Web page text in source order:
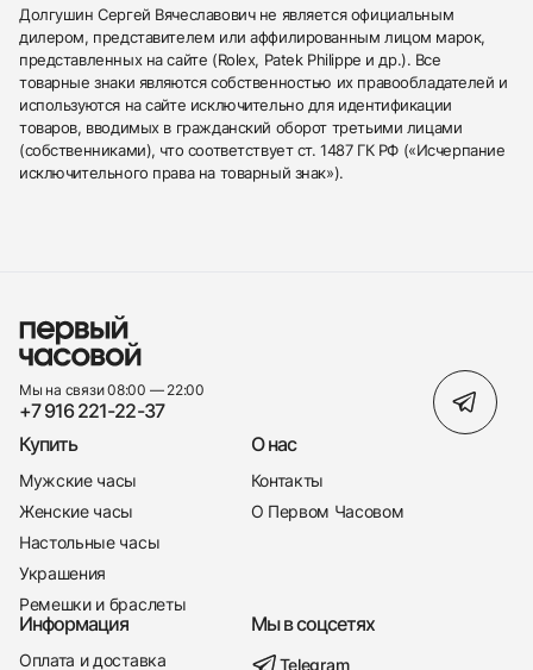
Долгушин Сергей Вячеславович не является официальным
дилером, представителем или аффилированным лицом марок,
представленных на сайте (Rolex, Patek Philippe и др.). Все
товарные знаки являются собственностью их правообладателей и
используются на сайте исключительно для идентификации
товаров, вводимых в гражданский оборот третьими лицами
(собственниками), что соответствует ст. 1487 ГК РФ («Исчерпание
исключительного права на товарный знак»).
Мы на связи 08:00 — 22:00
+7 916 221-22-37
Купить
Мужские часы
Женские часы
Настольные часы
Украшения
Ремешки и браслеты
О нас
Контакты
О Первом Часовом
Информация
Оплата и доставка
Мы в соцсетях
Telegram